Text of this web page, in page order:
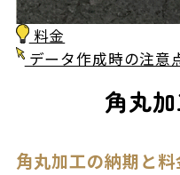
料金
データ作成時の注意
角丸
角丸加工の納期と料